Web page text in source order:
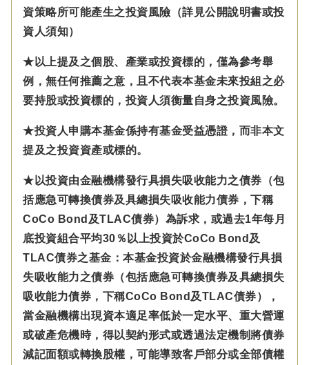
資策略所可能產生之投資風險（詳見公開說明書或投
資人須知）
★以上提及之個股、產業或投資標的，僅為參考舉
例，無任何推薦之意，且不代表本基金未來投組之必
要持股或投資標的，投資人須衡量自身之投資風險。
★投資人申購本基金係持有基金受益憑證，而非本文
提及之投資資產或標的。
★以投資由金融機構發行具損失吸收能力之債券（包
括應急可轉換債券及具總損失吸收能力債券，下稱
CoCo Bond及TLAC債券）為訴求，或過去1年每月
底投資組合平均30％以上投資於CoCo Bond及
TLAC債券之基金：本基金投資於金融機構發行具損
失吸收能力之債券（包括應急可轉換債券及具總損失
吸收能力債券，下稱CoCo Bond及TLAC債券），
當金融機構出現資本適足率低於一定水平、重大營運
或破產危機時，得以契約形式或透過法定機制將債券
減記面額或轉換股權，可能導致客戶部分或全部債權